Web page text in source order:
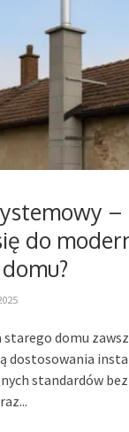
–
do
domu
dostosowania
standardów